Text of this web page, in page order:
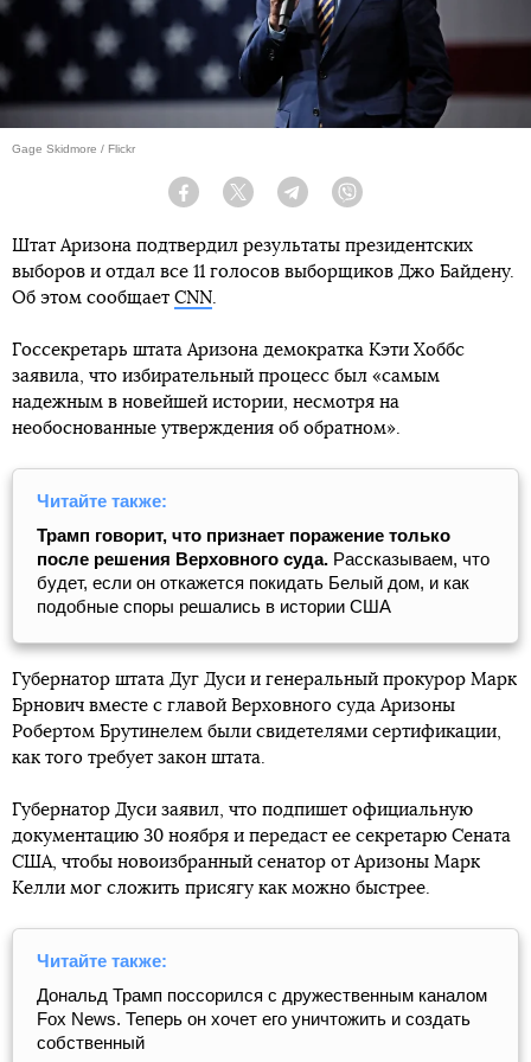
Gage Skidmore / Flickr
Facebook Twitter Telegram
Штат Аризона подтвердил результаты президентских
выборов и отдал все 11 голосов выборщиков Джо Байдену.
Об этом сообщает CNN.
Госсекретарь штата Аризона демократка Кэти Хоббс
заявила, что избирательный процесс был «самым
надежным в новейшей истории, несмотря на
необоснованные утверждения об обратном».
Читайте также:
Трамп говорит, что признает поражение только
после решения Верховного суда. Рассказываем, что
будет, если он откажется покидать Белый дом, и как
подобные споры решались в истории США
Губернатор штата Дуг Дуси и генеральный прокурор Марк
Брнович вместе с главой Верховного суда Аризоны
Робертом Брутинелем были свидетелями сертификации,
как того требует закон штата.
Губернатор Дуси заявил, что подпишет официальную
документацию 30 ноября и передаст ее секретарю Сената
США, чтобы новоизбранный сенатор от Аризоны Марк
Келли мог сложить присягу как можно быстрее.
Читайте также:
Дональд Трамп поссорился с дружественным каналом
Fox News. Теперь он хочет его уничтожить и создать
собственный